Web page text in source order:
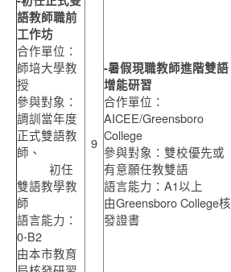
語教師職前
工作坊
合作單位：
師培大學教
授
參與對象：
調訓當年度
正式雙語教
師、
初任
雙語教學教
師
語言能力：
0-B2
由本市教育
9
-暑假現職教師進階雙語
增能研習
合作單位：
AICEE/Greensboro
College
參與對象：雙校優先或
有意願任教雙語
語言能力：A1以上
由Greensboro College核
發證書